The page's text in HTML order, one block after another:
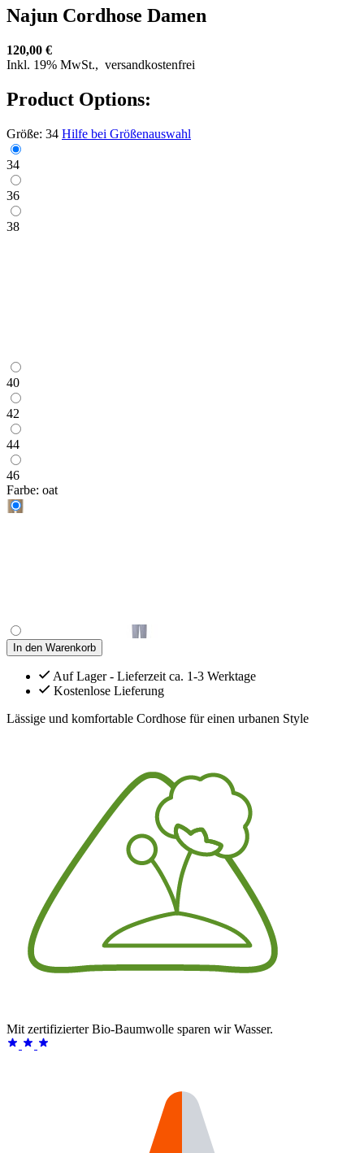
Najun Cordhose Damen
120,00 €
Inkl. 19% MwSt., versandkostenfrei
Product Options:
Größe: 34 Hilfe bei Größenauswahl
34
36
38
40
42
44
46
Farbe: oat
In den Warenkorb
Auf Lager - Lieferzeit ca. 1-3 Werktage
Kostenlose Lieferung
Lässige und komfortable Cordhose für einen urbanen Style
Mit zertifizierter Bio-Baumwolle sparen wir Wasser.